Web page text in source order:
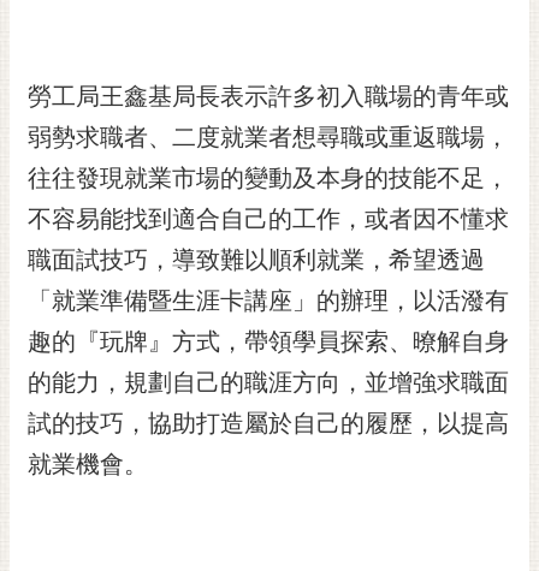
桐
花
祭
網
站
導
覽
訂
閱
RSS
訂
閱
電
勞工局王鑫基局長表示許多初入職場的青年或
弱勢求職者、二度就業者想尋職或重返職場，
往往發現就業市場的變動及本身的技能不足，
不容易能找到適合自己的工作，或者因不懂求
職面試技巧，導致難以順利就業，希望透過
「就業準備暨生涯卡講座」的辦理，以活潑有
趣的『玩牌』方式，帶領學員探索、暸解自身
的能力，規劃自己的職涯方向，並增強求職面
試的技巧，協助打造屬於自己的履歷，以提高
就業機會。